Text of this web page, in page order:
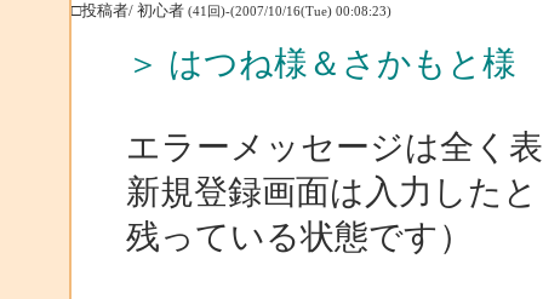
□投稿者/ 初心者 (41回)-(2007/10/16(Tue) 00:08:23)
＞ はつね様＆さかもと様
エラーメッセージは全く
新規登録画面は入力した
残っている状態です）